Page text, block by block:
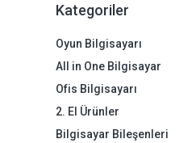
Kategoriler
Oyun Bilgisayarı
All in One Bilgisayar
Ofis Bilgisayarı
2. El Ürünler
Bilgisayar Bileşenleri